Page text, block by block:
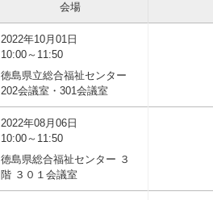
会場
2022年10月01日
10:00～11:50
徳島県立総合福祉センター
202会議室・301会議室
2022年08月06日
10:00～11:50
徳島県総合福祉センター ３
階 ３０１会議室